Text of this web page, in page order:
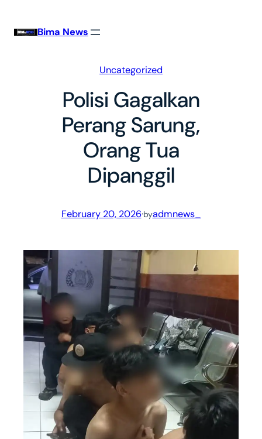
Bima News
Uncategorized
Polisi Gagalkan
Perang Sarung,
Orang Tua
Dipanggil
February 20, 2026·byadmnews_